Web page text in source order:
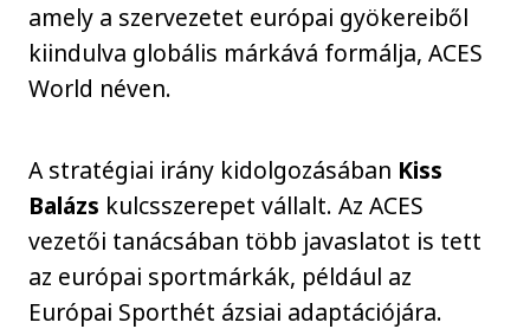
amely a szervezetet európai gyökereiből
kiindulva globális márkává formálja, ACES
World néven.
A stratégiai irány kidolgozásában Kiss
Balázs kulcsszerepet vállalt. Az ACES
vezetői tanácsában több javaslatot is tett
az európai sportmárkák, például az
Európai Sporthét ázsiai adaptációjára.